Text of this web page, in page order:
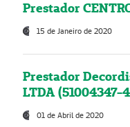
Prestador
15 de Janeiro de 2020
Prestador
LTDA (51004347-
01 de Abril de 2020